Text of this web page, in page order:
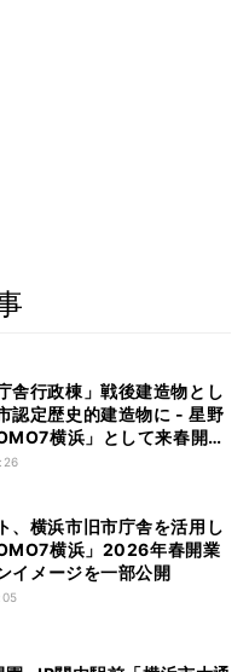
舎行政棟」戦後建造物とし
認定歴史的建造物に - 星野
横浜」として来春開業
、横浜市旧市庁舎を活用し
横浜」2026年春開業
イメージを一部公開